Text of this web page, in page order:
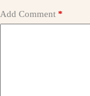
Add Comment *